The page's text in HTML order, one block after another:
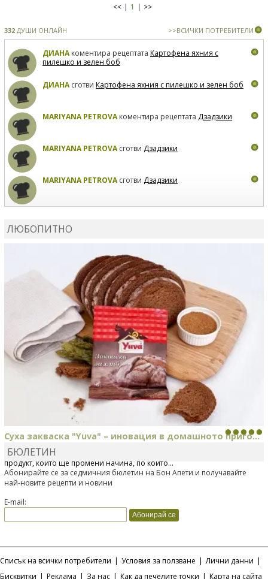
<< 1 >>
332 ДУШИ ОНЛАЙН >>ВСИЧКИ ПОТРЕБИТЕЛИ
ДИАНАкоментира рецептата Картофена яхния с
пилешко и зелен боб
ДИАНАсготви Картофена яхния с пилешко и зелен боб
MARIYANA PETROVAкоментира рецептата Дзадзики
MARIYANA PETROVAсготви Дзадзики
MARIYANA PETROVAсготви Дзадзики
ЛЮБОПИТНО
Суха закваска "Yuva" – иновация в домашното приго...
Отскоро Лесафр България стартира предлагането на изцяло нов
продукт, който ще промени начина, по който...
БЮЛЕТИН
Абонирайте се за седмичния бюлетин на Бон Апети и получавайте
най-новите рецепти и новини
E-mail:
Списък на всички потребители Условия за ползване Лични данни
Бисквитки
Реклама За нас Как да печелите точки Карта на сайта